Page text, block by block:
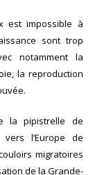
est impossible à
sont trop
notamment la
la reproduction
la pipistrelle de
l’Europe de
migratoires
de la Grande-